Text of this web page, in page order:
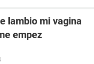
lambio mi vagina
empez